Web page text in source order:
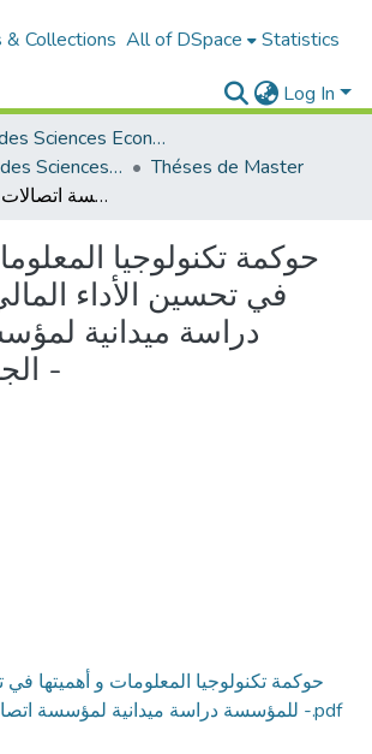
& Collections All of DSpace Statistics
Log In
Institut des Sciences Economiques, Commerciales et des Sciences de Gestion
Département des Sciences de Gestion
Théses de Master
حوكمة تكنولوجيا المعلومات و أهميتها في تحسين الأداء المالي للمؤسسة دراسة ميدانية لمؤسسة اتصالات الجزائر -البيض -
حوكمة تكنولوجيا
في تحسين الأداء
دراسة ميدانية
الجزائر -البيض -
حوكمة تكنولوجيا المعلومات و أهميتها في
للمؤسسة دراسة ميدانية لمؤسسة اتصالات الجزائر -البيض -.pdf